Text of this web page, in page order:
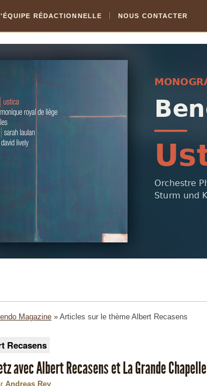
RÉDACTIONNELLE NOUS CONTACTER
Magazine » Articles sur le thème Albert Recasens
Recasens
avec Albert Recasens et La Grande Chapelle
Andreas Rey